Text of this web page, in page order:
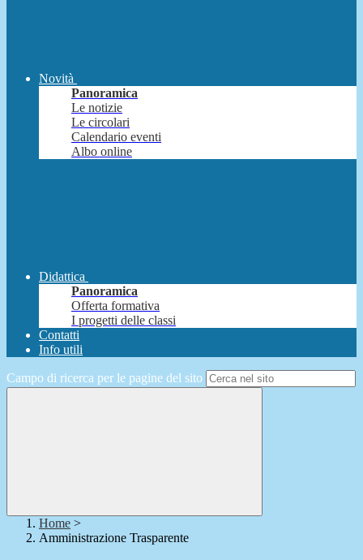
Novità
Panoramica
Le notizie
Le circolari
Calendario eventi
Albo online
Didattica
Panoramica
Offerta formativa
I progetti delle classi
Contatti
Info utili
Campo di ricerca per le pagine del sito
Home >
Amministrazione Trasparente